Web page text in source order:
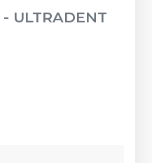
- ULTRADENT